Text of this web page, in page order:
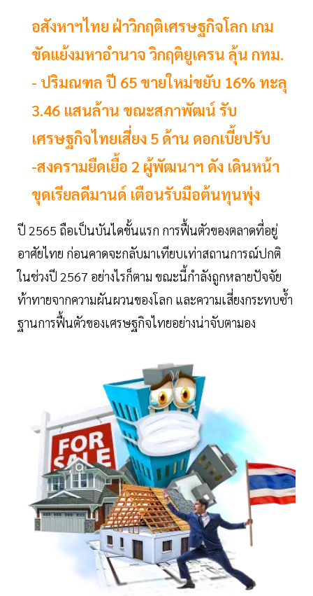
อสังหาฯไทย ฝ่าวิกฤติเศรษฐกิจโลก เกม
ขัดแย้งมหาอำนาจ วิกฤติยูเครน ลุ้น กทม.
- ปริมณฑล ปี 65 ขายใหม่ขยับ 16% ทะลุ
3.46 แสนล้าน ขณะสภาพัฒน์ รับ
เศรษฐกิจไทยเสี่ยง 5 ด้าน ดอกเบี้ยปรับ
-สงครามยืดเยื้อ 2 ผู้พัฒนาฯ ดัง เดินหน้า
ขุดเรียลดีมานด์ เตือนรับมือต้นทุนพุ่ง
ปี 2565 ถือเป็นบันไดขั้นแรก การฟื้นตัวของตลาดที่อยู่
อาศัยไทย ก่อนคาดจะกลับมาเทียบเท่าสถานการณ์ปกติ
ในช่วงปี 2567 อย่างไรก็ตาม ขณะนี้กำลังถูกหลายปัจจัย
ท้าทายจากความผันผวนของโลก และความเสี่ยงกระทบซ้ำ
ฐานการฟื้นตัวของเศรษฐกิจไทยอย่างน่าจับตามอง